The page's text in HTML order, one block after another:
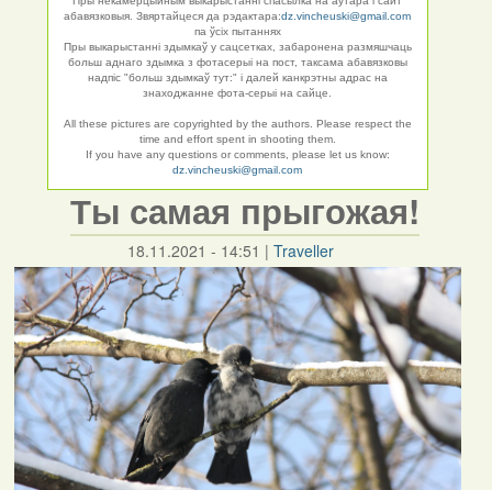
абавязковыя. Звяртайцеся да рэдактара:dz.vincheuski@gmail.com
па ўсіх пытаннях
Пры выкарыстанні здымкаў у сацсетках, забаронена размяшчаць
больш аднаго здымка з фотасерыі на пост, таксама абавязковы
надпіс "больш здымкаў тут:" і далей канкрэтны адрас на
знаходжанне фота-серыі на сайце.
All these pictures are copyrighted by the authors. Please respect the
time and effort spent in shooting them.
If you have any questions or comments, please let us know:
dz.vincheuski@gmail.com
Ты самая прыгожая!
18.11.2021 - 14:51 |Traveller